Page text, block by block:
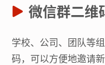
微信群二维
学校、公司、团队等
码，可以方便地邀请